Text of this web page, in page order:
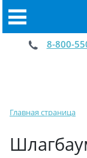
8-800-
Главная страница